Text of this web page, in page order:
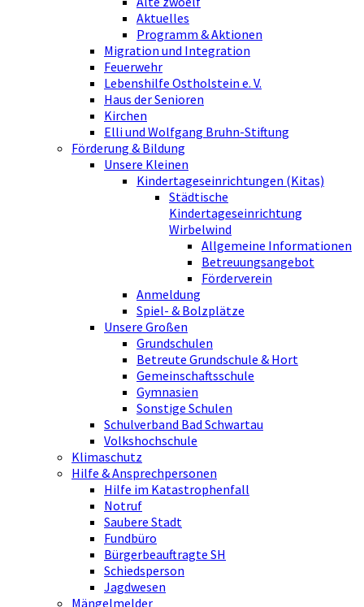
Aktuelles
Programm & Aktionen
Migration und Integration
Feuerwehr
Lebenshilfe Ostholstein e. V.
Haus der Senioren
Kirchen
Elli und Wolfgang Bruhn-Stiftung
Förderung & Bildung
Unsere Kleinen
Kindertageseinrichtungen (Kitas)
Städtische
Kindertageseinrichtung
Wirbelwind
Allgemeine Informationen
Betreuungsangebot
Förderverein
Anmeldung
Spiel- & Bolzplätze
Unsere Großen
Grundschulen
Betreute Grundschule & Hort
Gemeinschaftsschule
Gymnasien
Sonstige Schulen
Schulverband Bad Schwartau
Volkshochschule
Klimaschutz
Hilfe & Ansprechpersonen
Hilfe im Katastrophenfall
Notruf
Saubere Stadt
Fundbüro
Bürgerbeauftragte SH
Schiedsperson
Jagdwesen
Mängelmelder